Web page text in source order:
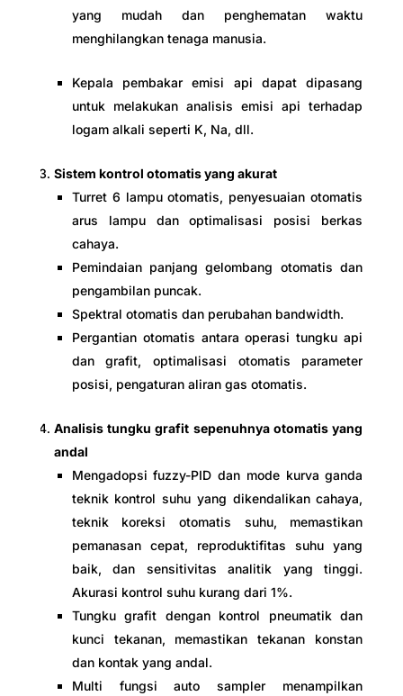
yang mudah dan penghematan waktu
menghilangkan tenaga manusia.
Kepala pembakar emisi api dapat dipasang
untuk melakukan analisis emisi api terhadap
logam alkali seperti K, Na, dll.
Sistem kontrol otomatis yang akurat
Turret 6 lampu otomatis, penyesuaian otomatis
arus lampu dan optimalisasi posisi berkas
cahaya.
Pemindaian panjang gelombang otomatis dan
pengambilan puncak.
Spektral otomatis dan perubahan bandwidth.
Pergantian otomatis antara operasi tungku api
dan grafit, optimalisasi otomatis parameter
posisi, pengaturan aliran gas otomatis.
Analisis tungku grafit sepenuhnya otomatis yang
andal
Mengadopsi fuzzy-PID dan mode kurva ganda
teknik kontrol suhu yang dikendalikan cahaya,
teknik koreksi otomatis suhu, memastikan
pemanasan cepat, reproduktifitas suhu yang
baik, dan sensitivitas analitik yang tinggi.
Akurasi kontrol suhu kurang dari 1%.
Tungku grafit dengan kontrol pneumatik dan
kunci tekanan, memastikan tekanan konstan
dan kontak yang andal.
Multi fungsi auto sampler menampilkan